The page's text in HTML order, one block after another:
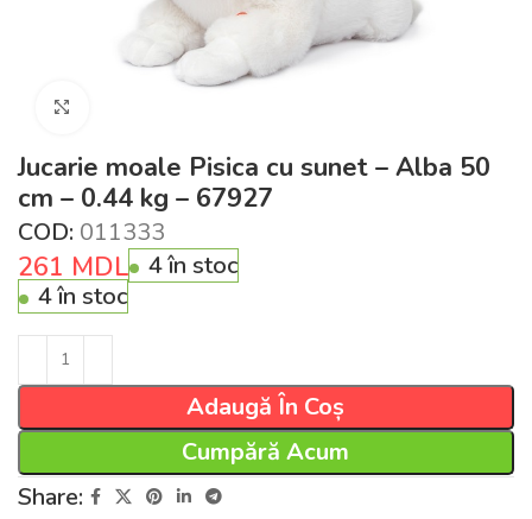
Jucarie moale Pisica cu sunet – Alba 50
cm – 0.44 kg – 67927
COD: 011333
261 MDL
4 în stoc
4 în stoc
Adaugă În Coș
Cumpără Acum
Share: